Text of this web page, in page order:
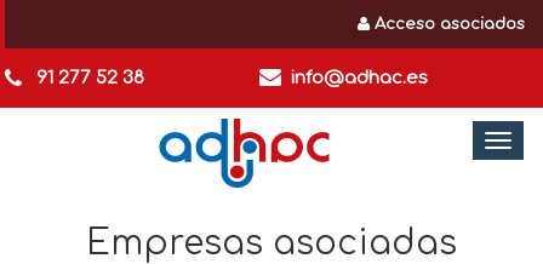
Acceso asociados
91 277 52 38 info@adhac.es
Empresas asociadas